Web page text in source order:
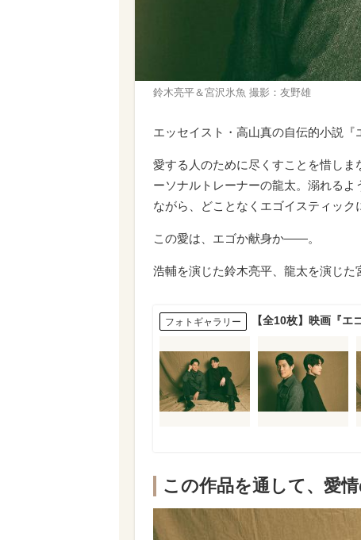
鈴木亮平＆宮沢氷魚 撮影：友野雄
エッセイスト・高山真の自伝的小説『
愛する人のために尽くすことを惜し
ーソナルトレーナーの龍太。溺れる
ながら、どことなくエゴイスティック
この愛は、エゴか献身か――。
浩輔を演じた鈴木亮平、龍太を演じた
フォトギャラリー 【全10枚】映画『
この作品を通して、愛